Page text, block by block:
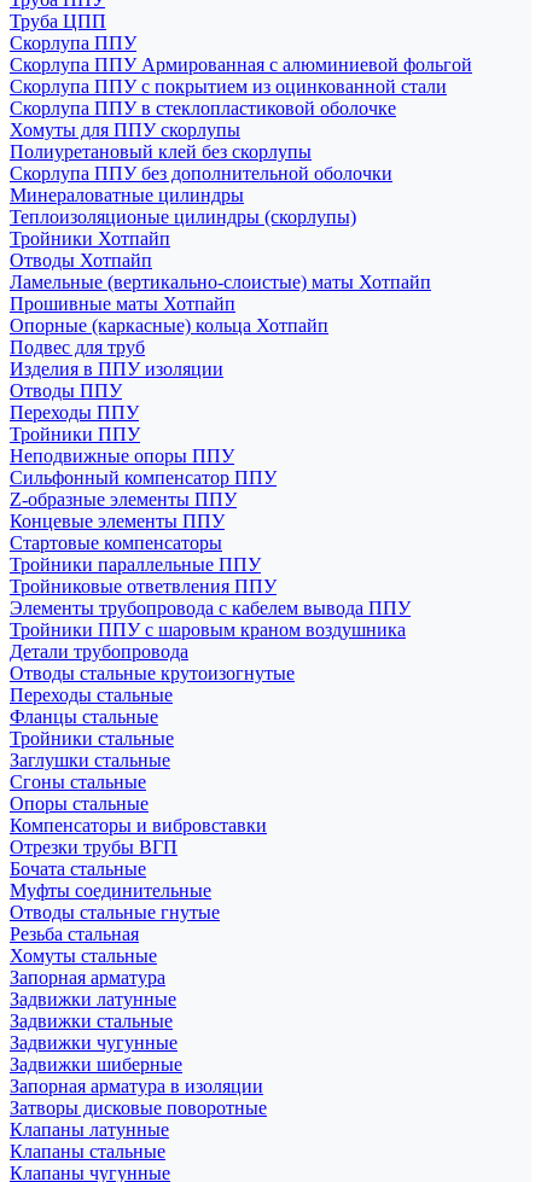
Труба ЦПП
Скорлупа ППУ
Скорлупа ППУ Армированная с алюминиевой фольгой
Скорлупа ППУ с покрытием из оцинкованной стали
Скорлупа ППУ в стеклопластиковой оболочке
Хомуты для ППУ скорлупы
Полиуретановый клей без скорлупы
Скорлупа ППУ без дополнительной оболочки
Минераловатные цилиндры
Теплоизоляционые цилиндры (скорлупы)
Тройники Хотпайп
Отводы Хотпайп
Ламельные (вертикально-слоистые) маты Хотпайп
Прошивные маты Хотпайп
Опорные (каркасные) кольца Хотпайп
Подвес для труб
Изделия в ППУ изоляции
Отводы ППУ
Переходы ППУ
Тройники ППУ
Неподвижные опоры ППУ
Cильфонный компенсатор ППУ
Z-образные элементы ППУ
Концевые элементы ППУ
Стартовые компенсаторы
Тройники параллельные ППУ
Тройниковые ответвления ППУ
Элементы трубопровода с кабелем вывода ППУ
Тройники ППУ с шаровым краном воздушника
Детали трубопровода
Отводы стальные крутоизогнутые
Переходы стальные
Фланцы стальные
Тройники стальные
Заглушки стальные
Сгоны стальные
Опоры стальные
Компенсаторы и вибровставки
Отрезки трубы ВГП
Бочата стальные
Муфты соединительные
Отводы стальные гнутые
Резьба стальная
Хомуты стальные
Запорная арматура
Задвижки латунные
Задвижки стальные
Задвижки чугунные
Задвижки шиберные
Запорная арматура в изоляции
Затворы дисковые поворотные
Клапаны латунные
Клапаны стальные
Клапаны чугунные